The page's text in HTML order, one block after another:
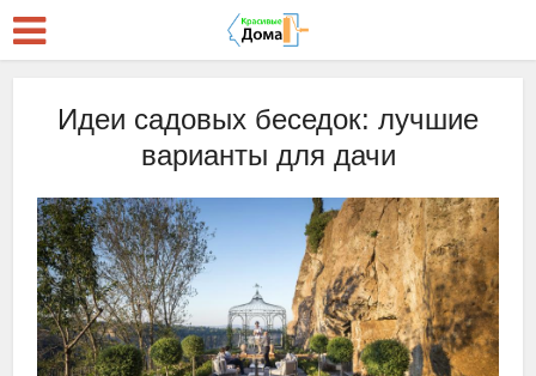
Идеи садовых беседок: лучшие
варианты для дачи